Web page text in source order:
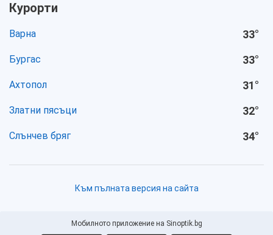
Курорти
Варна 33°
Бургас 33°
Ахтопол 31°
Златни пясъци 32°
Слънчев бряг 34°
Към пълната версия на сайта
Мобилното приложение на Sinoptik.bg